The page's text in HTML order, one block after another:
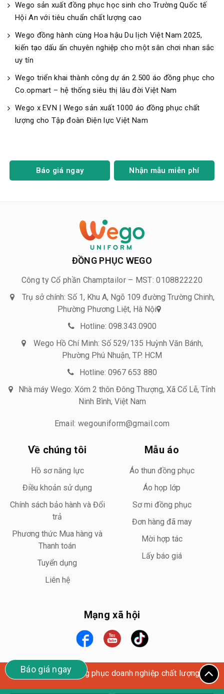
Wego sản xuất đồng phục học sinh cho Trường Quốc tế
Hội An với tiêu chuẩn chất lượng cao
Wego đồng hành cùng Hoa hậu Du lịch Việt Nam 2025,
kiến tạo dấu ấn chuyên nghiệp cho một sân chơi nhan sắc
uy tín
Wego triển khai thành công dự án 2.500 áo đồng phục cho
Co.opmart – hệ thống siêu thị lâu đời Việt Nam
Wego x EVN | Wego sản xuất 1000 áo đồng phục chất
lượng cho Tập đoàn Điện lực Việt Nam
Báo giá ngay Nhận mẫu miễn phí
Báo giá ngay
ĐỒNG PHỤC WEGO
Công ty Cổ phần Champtailor – MST: 0108822220
Trụ sở chính: Số 1, Khu A, Ngõ 109 đường Trường Chinh,
Phường Phương Liệt, Hà Nội
Hotline: 098.343.0900
Wego Hồ Chí Minh: Số 529/135 Huỳnh Văn Bánh,
Phường Phú Nhuận, TP. HCM
Hotline: 0967 653 880
Nhà máy Wego: Xóm 2 thôn Đông Thượng, Xã Cổ Lễ, Tỉnh
Ninh Bình, Việt Nam
Email: wegouniform@gmail.com
Về chúng tôi
Hồ sơ năng lực
Điều khoản sử dụng
Chính sách bảo hành và Đổi
trả
Phương thức Mua hàng và
Thanh toán
Tuyển dụng
Liên hệ
Mẫu áo
Áo thun đồng phục
Áo họp lớp
Sơ mi đồng phục
Đơn hàng đã may
Mời hợp tác
Lấy báo giá
Mạng xã hội
Wego Uniform – Đồng phục doanh nghiệp chất lượng cao